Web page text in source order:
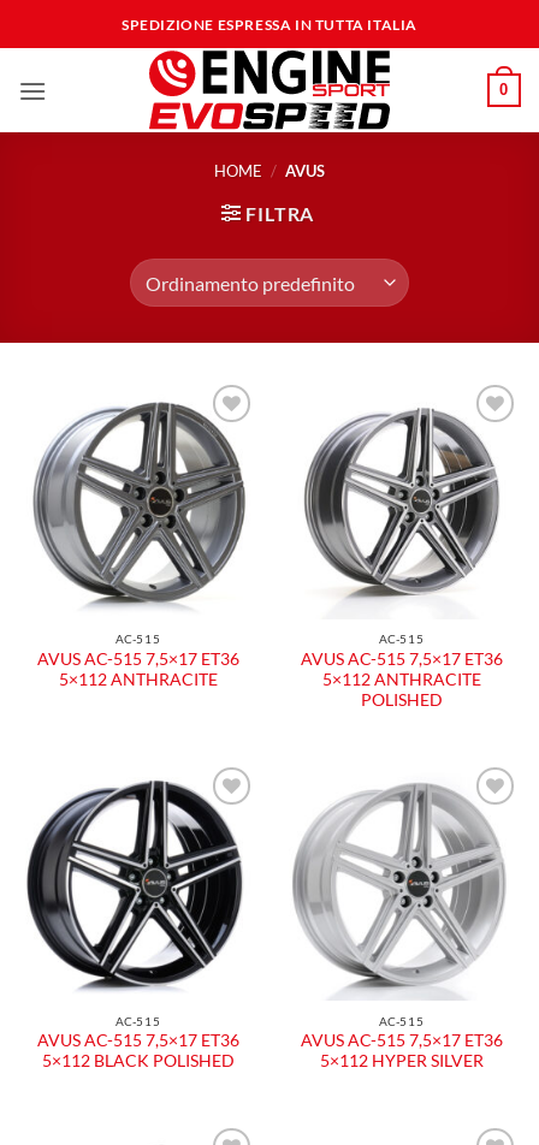
ai
SPEDIZIONE ESPRESSA IN TUTTA ITALIA
0
HOME / AVUS
FILTRA
Aggiungi
alla lista
dei
desideri
AC-515
AVUS AC-515 7,5×17 ET36
5×112 ANTHRACITE
Aggiungi
alla lista
dei
desideri
AC-515
AVUS AC-515 7,5×17 ET36
5×112 ANTHRACITE
POLISHED
Aggiungi
alla lista
dei
desideri
AC-515
AVUS AC-515 7,5×17 ET36
5×112 BLACK POLISHED
Aggiungi
alla lista
dei
desideri
AC-515
AVUS AC-515 7,5×17 ET36
5×112 HYPER SILVER